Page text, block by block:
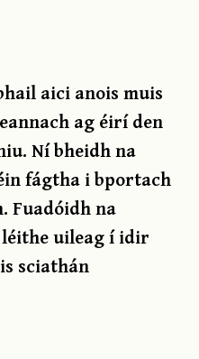
aici anois muis
ag éirí den
Ní bheidh na
fágtha i bportach
Fuadóidh na
léithe uileag í idir
sciathán